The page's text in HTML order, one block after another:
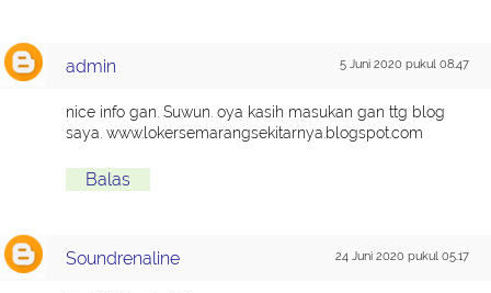
admin 5 Juni 2020 pukul 08.47
nice info gan. Suwun. oya kasih masukan gan ttg blog
saya. www.lokersemarangsekitarnya.blogspot.com
Balas
Soundrenaline 24 Juni 2020 pukul 05.17